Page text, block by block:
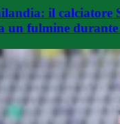
il calciatore
un fulmine